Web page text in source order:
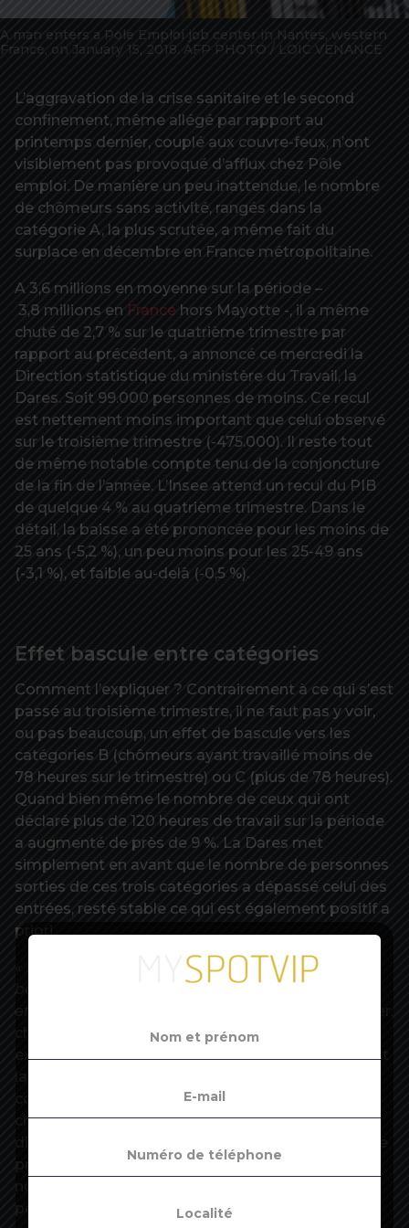
A man enters a Pole Emploi job center in Nantes, western
France, on January 15, 2018. AFP PHOTO / LOIC VENANCE
L’aggravation de la crise sanitaire et le second
confinement, même allégé par rapport au
printemps dernier, couplé aux couvre-feux, n’ont
visiblement pas provoqué d’afflux chez Pôle
emploi. De manière un peu inattendue, le nombre
de chômeurs sans activité, rangés dans la
catégorie A, la plus scrutée, a même fait du
surplace en décembre en France métropolitaine.
A 3,6 millions en moyenne sur la période –
3,8 millions en France hors Mayotte -, il a même
chuté de 2,7 % sur le quatrième trimestre par
rapport au précédent, a annoncé ce mercredi la
Direction statistique du ministère du Travail, la
Dares. Soit 99.000 personnes de moins. Ce recul
est nettement moins important que celui observé
sur le troisième trimestre (-475.000). Il reste tout
de même notable compte tenu de la conjoncture
de la fin de l’année. L’Insee attend un recul du PIB
de quelque 4 % au quatrième trimestre. Dans le
détail, la baisse a été prononcée pour les moins de
25 ans (-5,2 %), un peu moins pour les 25-49 ans
(-3,1 %), et faible au-delà (-0,5 %).
Effet bascule entre catégories
Comment l’expliquer ? Contrairement à ce qui s’est
passé au troisième trimestre, il ne faut pas y voir,
ou pas beaucoup, un effet de bascule vers les
catégories B (chômeurs ayant travaillé moins de
78 heures sur le trimestre) ou C (plus de 78 heures).
Quand bien même le nombre de ceux qui ont
déclaré plus de 120 heures de travail sur la période
a augmenté de près de 9 %. La Dares met
simplement en avant que le nombre de personnes
sorties de ces trois catégories a dépassé celui des
entrées, resté stable ce qui est également positif a
priori.
« Il y a eu un confinement sur le trimestre, une
baisse d’activité, et le chômage qui baisse, c’est
effectivement contre-intuitif »
chercheur à l’OFCE, en allant plus loin dans les
explications. La première raison possible, qui serait
conséquence du découragement d’une partie des
chômeurs à rechercher un emploi, et donc à
prévoyait mi-décembre l’Insee dans sa dernière